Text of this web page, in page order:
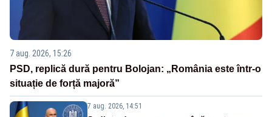
7 aug. 2026, 15:26
PSD, replică dură pentru Bolojan: „România este într-o
situație de forță majoră”
7 aug. 2026, 14:51